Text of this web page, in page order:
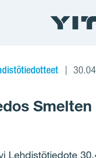
Lehdistötiedote